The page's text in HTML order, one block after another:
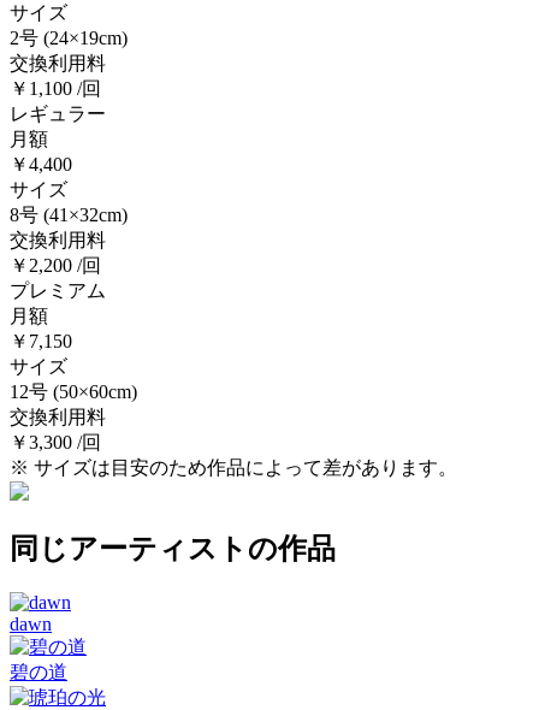
サイズ
2号 (24×19cm)
交換利用料
￥1,100 /回
レギュラー
月額
￥4,400
サイズ
8号 (41×32cm)
交換利用料
￥2,200 /回
プレミアム
月額
￥7,150
サイズ
12号 (50×60cm)
交換利用料
￥3,300 /回
※ サイズは目安のため作品によって差があります。
同じアーティストの作品
dawn
碧の道